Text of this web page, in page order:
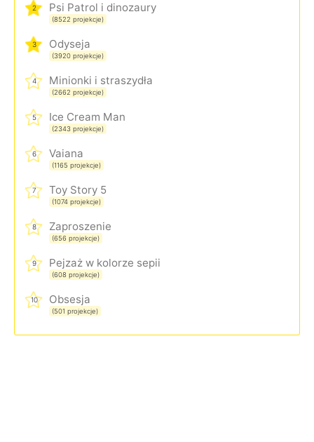
2 Psi Patrol i dinozaury
(8522 projekcje)
3 Odyseja
(3920 projekcje)
4 Minionki i straszydła
(2662 projekcje)
5 Ice Cream Man
(2343 projekcje)
6 Vaiana
(1165 projekcje)
7 Toy Story 5
(1074 projekcje)
8 Zaproszenie
(656 projekcje)
9 Pejzaż w kolorze sepii
(608 projekcje)
10 Obsesja
(501 projekcje)